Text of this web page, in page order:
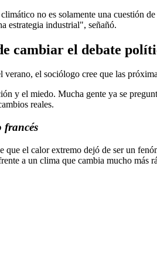
no es solamente una cuestión
estrategia industrial", señañó.
cambiar el debate
el sociólogo cree que las
y el miedo. Mucha gente ya se
reales.
francés
el calor extremo dejó de ser un
a un clima que cambia mucho más